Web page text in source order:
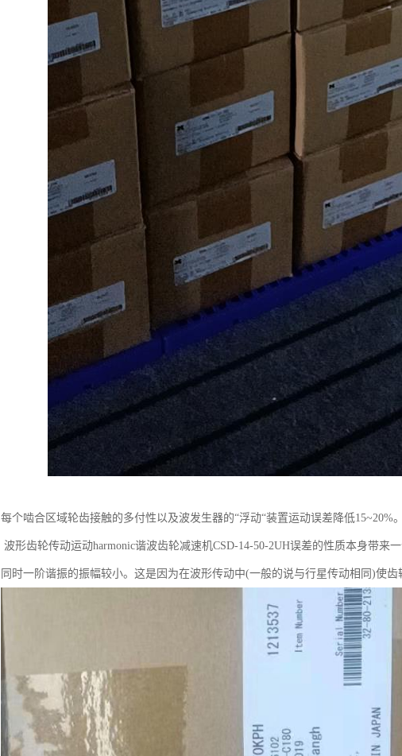
每个啮合区域轮齿接触的多付性以及波发生器的“浮动“装置运动误差降低15~20%。
波形齿轮传动运动harmonic谐波齿轮减速机CSD-14-50-2UH误差的性质本身带来
同时一阶谐振的振幅较小。这是因为在波形传动中(一般的说与行星传动相同)使齿